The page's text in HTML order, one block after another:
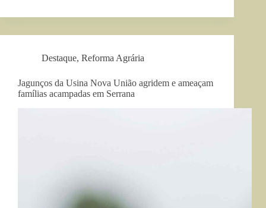
Destaque, Reforma Agrária
Jagunços da Usina Nova União agridem e ameaçam
famílias acampadas em Serrana